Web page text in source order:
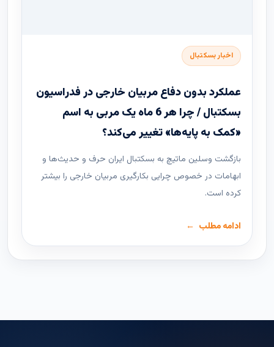
اخبار بسکتبال
عملکرد بدون دفاع مربیان خارجی در فدراسیون
بسکتبال / چرا هر 6 ماه یک مربی به اسم
«کمک به پایه‌ها» تغییر می‌کند؟
بازگشت وسلین ماتیچ به بسکتبال ایران حرف و حدیث‌ها و
ابهامات در خصوص چرایی بکارگیری مربیان خارجی را بیشتر
کرده است.
ادامه مطلب